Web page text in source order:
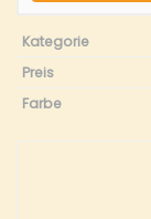
Kategorie
Preis
Farbe